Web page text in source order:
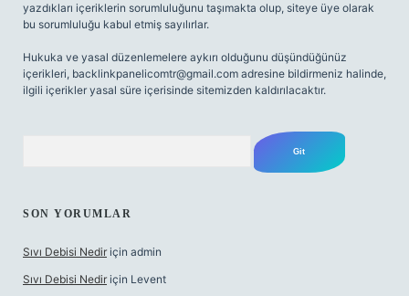
yazdıkları içeriklerin sorumluluğunu taşımakta olup, siteye üye olarak
bu sorumluluğu kabul etmiş sayılırlar.
Hukuka ve yasal düzenlemelere aykırı olduğunu düşündüğünüz
içerikleri, backlinkpanelicomtr@gmail.com adresine bildirmeniz halinde,
ilgili içerikler yasal süre içerisinde sitemizden kaldırılacaktır.
SON YORUMLAR
Sıvı Debisi Nedir için admin
Sıvı Debisi Nedir için Levent